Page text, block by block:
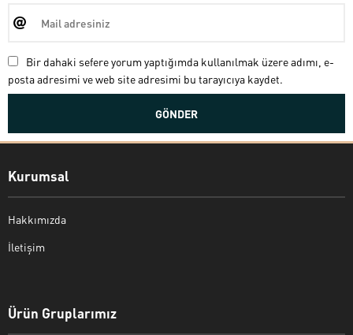
Bir dahaki sefere yorum yaptığımda kullanılmak üzere adımı, e-
posta adresimi ve web site adresimi bu tarayıcıya kaydet.
Kurumsal
Hakkımızda
İletişim
Ürün Gruplarımız